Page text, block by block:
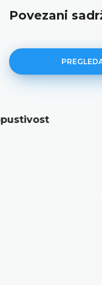
Povezani
Prima facie